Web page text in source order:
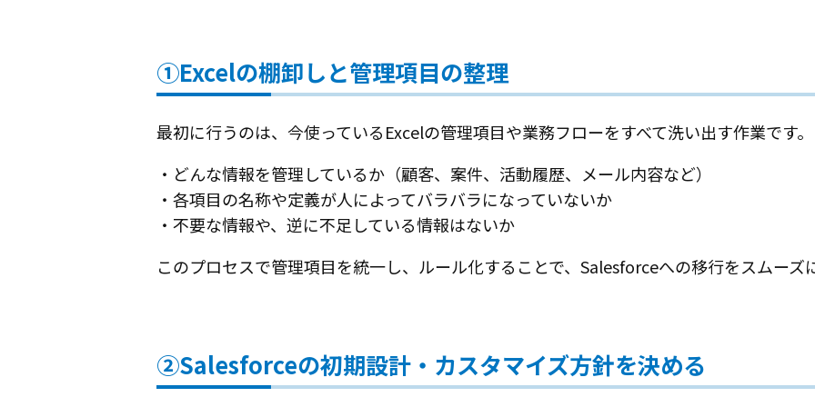
①Excelの棚卸しと管理項目の整理
最初に行うのは、今使っているExcelの管理項目や業務フローをすべて洗い出す作業です。
・どんな情報を管理しているか（顧客、案件、活動履歴、メール内容など）
・各項目の名称や定義が人によってバラバラになっていないか
・不要な情報や、逆に不足している情報はないか
このプロセスで管理項目を統一し、ルール化することで、Salesforceへの移行をスムーズ
②Salesforceの初期設計・カスタマイズ方針を決める